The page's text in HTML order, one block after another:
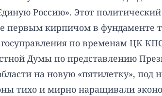
Россию». Этот
первым кирпичом в фундаменте
по временам ЦК
Думы по представлению
на новую «пятилетку»,
тихо и мирно наращивали